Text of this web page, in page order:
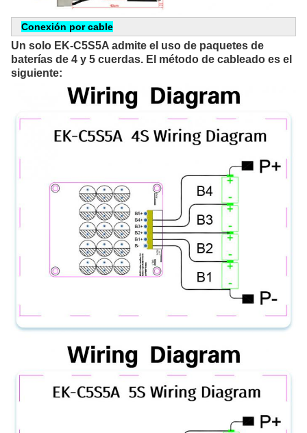
Conexión por cable
Un solo EK-C5S5A admite el uso de paquetes de
baterías de 4 y 5 cuerdas. El método de cableado es el
siguiente: